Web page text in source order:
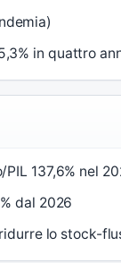
in quattro
137,6% nel
dal 2026
lo stock-